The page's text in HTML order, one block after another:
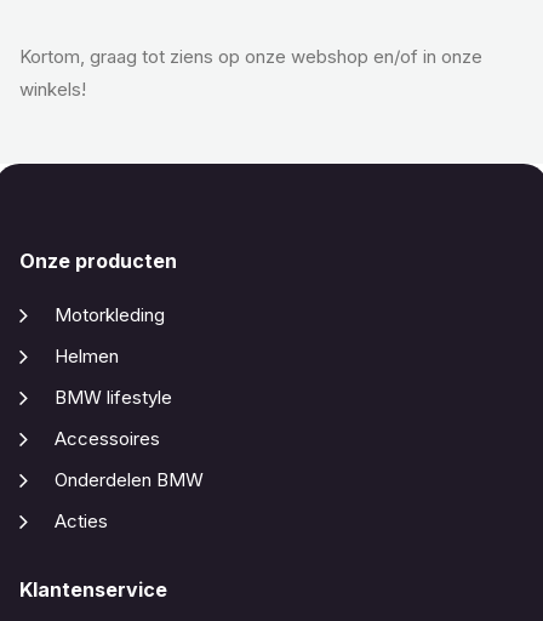
Kortom, graag tot ziens op onze webshop en/of in onze
winkels!
Onze producten
Motorkleding
Helmen
BMW lifestyle
Accessoires
Onderdelen BMW
Acties
Klantenservice